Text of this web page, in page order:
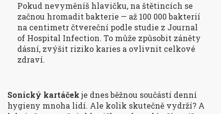
Pokud nevyměníš hlavičku, na štětincích se
začnou hromadit bakterie — až 100 000 bakterií
na centimetr čtvereční podle studie z Journal
of Hospital Infection. To může způsobit záněty
dásní, zvýšit riziko karies a ovlivnit celkové
zdraví.
Sonický kartáčekje dnes běžnou součástí denní
hygieny mnoha lidí. Ale kolik skutečně vydrží? A